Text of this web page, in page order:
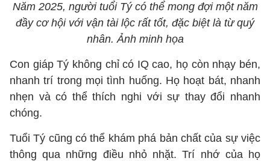
Năm 2025, người tuổi Tý có thể mong đợi một năm
đầy cơ hội với vận tài lộc rất tốt, đặc biệt là từ quý
nhân. Ảnh minh họa
Con giáp Tý không chỉ có IQ cao, họ còn nhạy bén,
nhanh trí trong mọi tình huống. Họ hoạt bát, nhanh
nhẹn và có thể thích nghi với sự thay đổi nhanh
chóng.
Tuổi Tý cũng có thể khám phá bản chất của sự việc
thông qua những điều nhỏ nhặt. Trí nhớ của họ